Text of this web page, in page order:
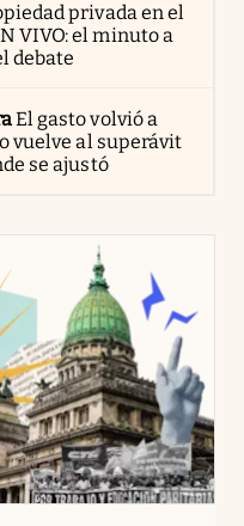
privada en el
VIVO: el minuto a
debate
El gasto volvió a
vuelve al superávit
se ajustó